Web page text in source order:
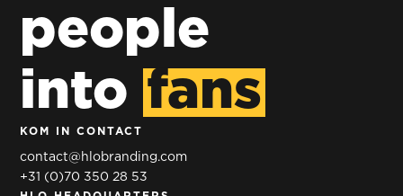
people
into fans
KOM IN CONTACT
contact@hlobranding.com
+31 (0)70 350 28 53